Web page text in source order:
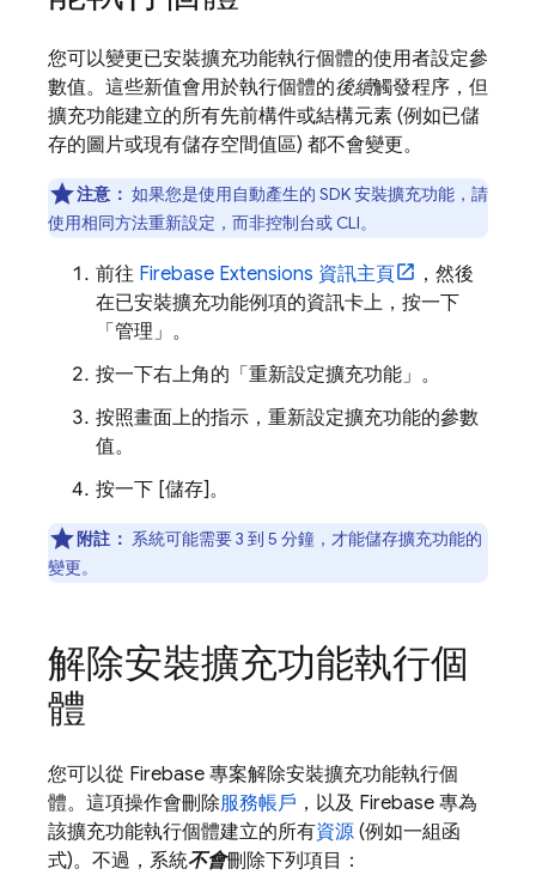
您可以變更已安裝擴充功能執行個體的使用者設定參
數值。這些新值會用於執行個體的後續觸發程序，但
擴充功能建立的所有先前構件或結構元素 (例如已儲
存的圖片或現有儲存空間值區) 都不會變更。
注意： 如果您是使用自動產生的 SDK 安裝擴充功能，請
使用相同方法重新設定，而非控制台或 CLI。
前往 Firebase Extensions 資訊主頁
，然後
在已安裝擴充功能例項的資訊卡上，按一下
「管理」 。
按一下右上角的「重新設定擴充功能」 。
按照畫面上的指示，重新設定擴充功能的參數
值。
按一下 [儲存]。
附註： 系統可能需要 3 到 5 分鐘，才能儲存擴充功能的
變更。
解除安裝擴充功能執行個
體
您可以從 Firebase 專案解除安裝擴充功能執行個
體。這項操作會刪除服務帳戶 ，以及 Firebase 專為
該擴充功能執行個體建立的所有資源 (例如一組函
式)。不過，系統不會刪除下列項目：